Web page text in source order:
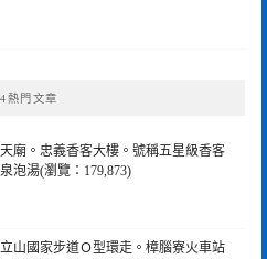
熱門文章
天廟。忠義香客大樓。號稱五星級香客
泡湯(瀏覽：179,873)
立山國家步道Ｏ型環走。樟腦寮火車站